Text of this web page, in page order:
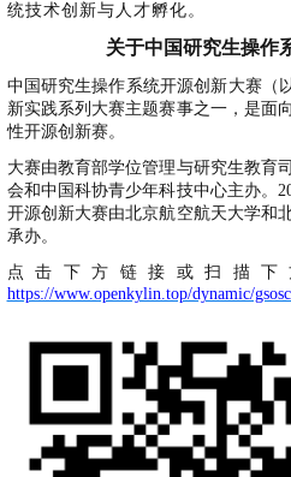
统技术创新与人才孵化。
关于中国研究生操作
中国研究生操作系统开源创新大赛（
新实践系列大赛主题赛事之一，是面
性开源创新赛。
大赛由教育部学位管理与研究生教育
会和中国科协青少年科技中心主办。
开源创新大赛由北京航空航天大学和
承办。
点击下方链接或扫描下
https://www.openkylin.top/dynamic/